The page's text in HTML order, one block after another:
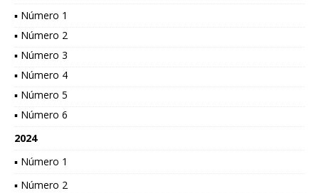
▪ Número 1
▪ Número 2
▪ Número 3
▪ Número 4
▪ Número 5
▪ Número 6
2024
▪ Número 1
▪ Número 2